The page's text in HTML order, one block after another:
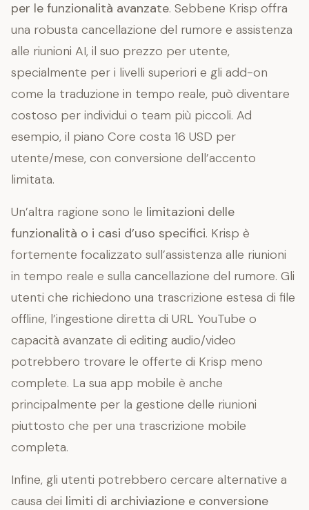
per le funzionalità avanzate. Sebbene Krisp offra
una robusta cancellazione del rumore e assistenza
alle riunioni AI, il suo prezzo per utente,
specialmente per i livelli superiori e gli add-on
come la traduzione in tempo reale, può diventare
costoso per individui o team più piccoli. Ad
esempio, il piano Core costa 16 USD per
utente/mese, con conversione dell’accento
limitata.
Un’altra ragione sono le limitazioni delle
funzionalità o i casi d’uso specifici. Krisp è
fortemente focalizzato sull’assistenza alle riunioni
in tempo reale e sulla cancellazione del rumore. Gli
utenti che richiedono una trascrizione estesa di file
offline, l’ingestione diretta di URL YouTube o
capacità avanzate di editing audio/video
potrebbero trovare le offerte di Krisp meno
complete. La sua app mobile è anche
principalmente per la gestione delle riunioni
piuttosto che per una trascrizione mobile
completa.
Infine, gli utenti potrebbero cercare alternative a
causa dei limiti di archiviazione e conversione